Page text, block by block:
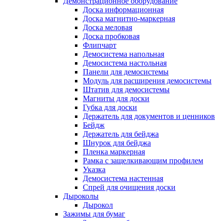
Доска информационная
Доска магнитно-маркерная
Доска меловая
Доска пробковая
Флипчарт
Демосистема напольная
Демосистема настольная
Панели для демосистемы
Модуль для расширения демосистемы
Штатив для демосистемы
Магниты для доски
Губка для доски
Держатель для документов и ценников
Бейдж
Держатель для бейджа
Шнурок для бейджа
Пленка маркерная
Рамка с защелкивающим профилем
Указка
Демосистема настенная
Спрей для очищения доски
Дыроколы
Дырокол
Зажимы для бумаг